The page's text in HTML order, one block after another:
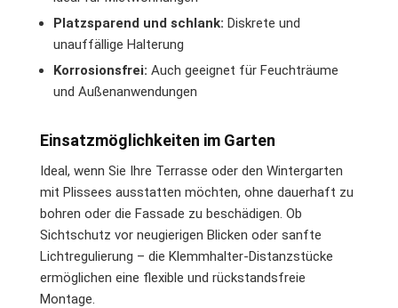
Platzsparend und schlank: Diskrete und
unauffällige Halterung
Korrosionsfrei: Auch geeignet für Feuchträume
und Außenanwendungen
Einsatzmöglichkeiten im Garten
Ideal, wenn Sie Ihre Terrasse oder den Wintergarten
mit Plissees ausstatten möchten, ohne dauerhaft zu
bohren oder die Fassade zu beschädigen. Ob
Sichtschutz vor neugierigen Blicken oder sanfte
Lichtregulierung – die Klemmhalter-Distanzstücke
ermöglichen eine flexible und rückstandsfreie
Montage.